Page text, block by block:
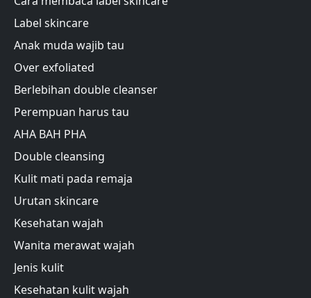
Label skincare
Anak muda wajib tau
Over exfoliated
Berlebihan double cleanser
Perempuan harus tau
AHA BAH PHA
Double cleansing
Kulit mati pada remaja
Urutan skincare
Kesehatan wajah
Wanita merawat wajah
Jenis kulit
Kesehatan kulit wajah